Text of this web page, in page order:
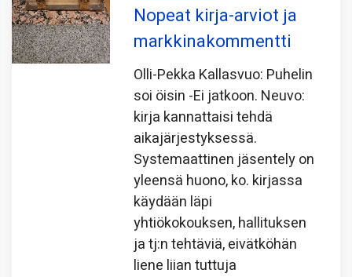
Nopeat kirja-arviot ja
markkinakommentti
Olli-Pekka Kallasvuo: Puhelin
soi öisin -Ei jatkoon. Neuvo:
kirja kannattaisi tehdä
aikajärjestyksessä.
Systemaattinen jäsentely on
yleensä huono, ko. kirjassa
käydään läpi
yhtiökokouksen, hallituksen
ja tj:n tehtäviä, eivätköhän
liene liian tuttuja